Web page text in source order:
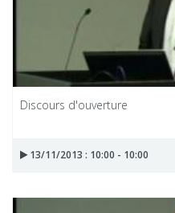
Discours d'ouverture
13/11/2013 : 10:00 - 10:00